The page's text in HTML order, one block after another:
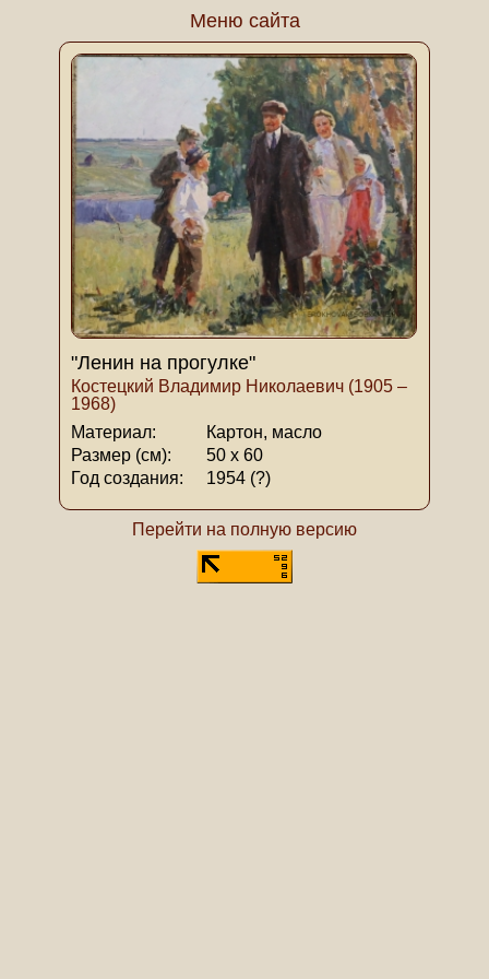
Меню сайта
"Ленин на прогулке"
Костецкий Владимир Николаевич (1905 –
1968)
Материал:
Картон, масло
Размер (см):
50 х 60
Год создания:
1954 (?)
Перейти на полную версию